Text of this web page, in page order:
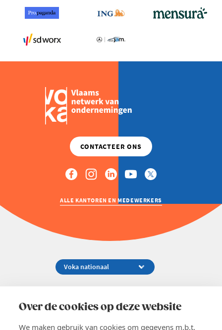
Over de cookies op deze website
We maken gebruik van cookies om gegevens m.b.t.
ALLE KANTOREN EN MEDEWERKERS
02 229 81 11